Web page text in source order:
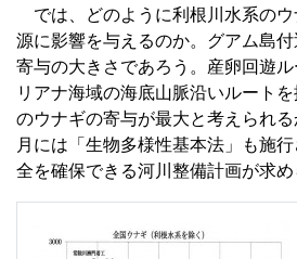
では、どのように利根川水系のウ
源に影響を与えるのか。グアム島
寄与の大きさであろう。産卵回遊
リアナ海域の海底山脈沿いルート
のウナギの寄与が最大と考えられ
月には「生物多様性基本法」も施
全を確保できる河川整備計画が求め